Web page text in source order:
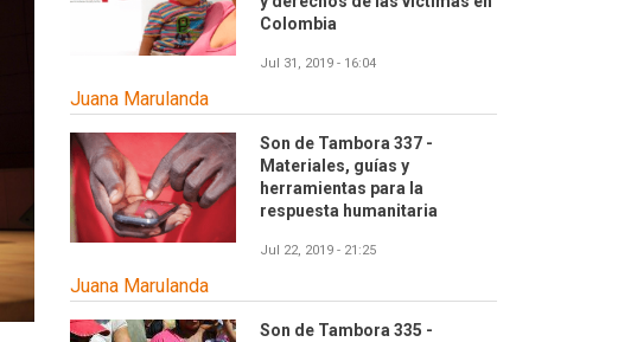
Colombia
Jul 31, 2019 - 16:04
Juana Marulanda
Son de Tambora 337 -
Materiales, guías y
herramientas para la
respuesta humanitaria
Jul 22, 2019 - 21:25
Juana Marulanda
Son de Tambora 335 -